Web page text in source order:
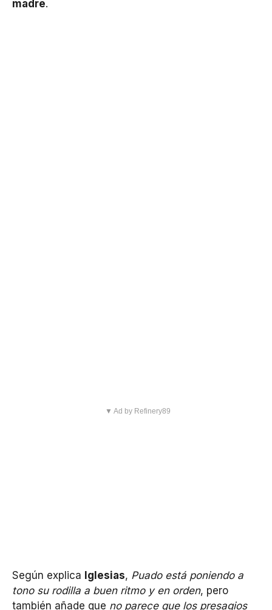
madre.
▼ Ad by Refinery89
Según explica Iglesias, Puado está poniendo a
tono su rodilla a buen ritmo y en orden, pero
también añade que no parece que los presagios